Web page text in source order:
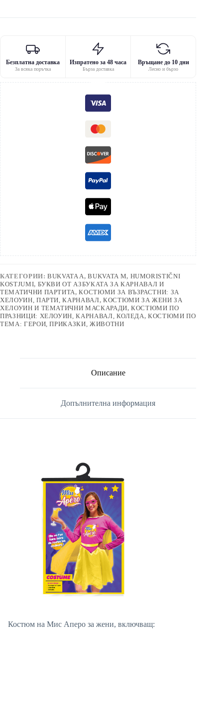
Безплатна доставка
За всяка поръчка
Изпратено за 48 часа
Бърза доставка
Връщане до 10 дни
Лесно и бързо
КАТЕГОРИИ:BUKVATA A,BUKVATA M, HUMORISTIČNI
KOSTJUMI, БУКВИ ОТ АЗБУКАТА ЗА КАРНАВАЛ И
ТЕМАТИЧНИ ПАРТИТА,КОСТЮМИ ЗА ВЪЗРАСТНИ: ЗА
ХЕЛОУИН, ПАРТИ, КАРНАВАЛ, КОСТЮМИ ЗА ЖЕНИ ЗА
ХЕЛОУИН И ТЕМАТИЧНИ МАСКАРАДИ,КОСТЮМИ ПО
ПРАЗНИЦИ: ХЕЛОУИН, КАРНАВАЛ, КОЛЕДА,КОСТЮМИ ПО
ТЕМА: ГЕРОИ, ПРИКАЗКИ, ЖИВОТНИ
Описание
Допълнителна информация
Костюм на Мис Аперо за жени, включващ: